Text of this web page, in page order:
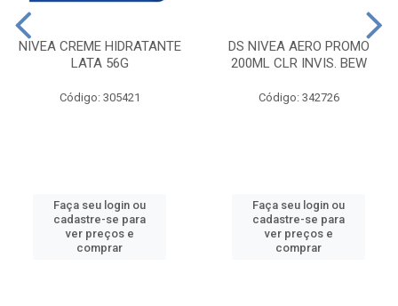
NIVEA CREME HIDRATANTE
LATA 56G
Código: 305421
Faça seu login ou
cadastre-se para
ver preços e
comprar
DS NIVEA AERO PROMO
200ML CLR INVIS. BEW
Código: 342726
Faça seu login ou
cadastre-se para
ver preços e
comprar